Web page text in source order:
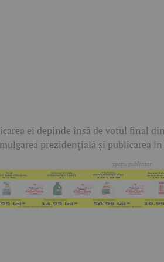
ei depinde însă de votul final
prezidențială și publicarea